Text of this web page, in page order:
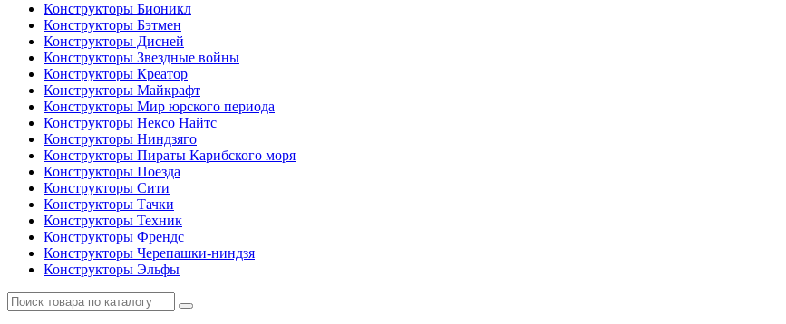
Конструкторы Бионикл
Конструкторы Бэтмен
Конструкторы Дисней
Конструкторы Звездные войны
Конструкторы Креатор
Конструкторы Майкрафт
Конструкторы Мир юрского периода
Конструкторы Нексо Найтс
Конструкторы Ниндзяго
Конструкторы Пираты Карибского моря
Конструкторы Поезда
Конструкторы Сити
Конструкторы Тачки
Конструкторы Техник
Конструкторы Френдс
Конструкторы Черепашки-ниндзя
Конструкторы Эльфы